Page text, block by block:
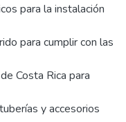
para la instalación
para cumplir con las
Costa Rica para
y accesorios